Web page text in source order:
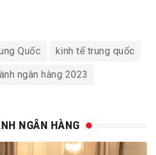
Quốc kinh tế trung quốc
ngân hàng 2023
NGÂN HÀNG